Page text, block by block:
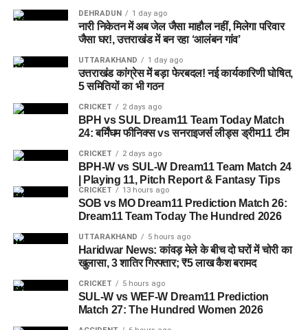
विकास से जुड़ी सुविधाएं उपलब्ध होंगी।
केंद्र भी खोले जाएंगे। जरूरत पड़ने पर प्राथमिक विद्यालय की सुविधा भी
उपलब्ध कराई जा सकती है। इस पहल का मकसद सिर्फ महिलाओं और
है, जहां वे खुद को सुरक्षित, सम्मानित और परिवार का हिस्सा महसूस कर
5 एकड़ जमीन की हो रही है तलाश
आलंबन गांव विकसित करने के लिए करीब 5 एकड़ जमीन की आवश्यकता
बताई गई है। विभाग की पहली प्राथमिकता देहरादून जिले या उसके
आसपास जमीन तलाशने की थी, लेकिन फिलहाल उपयुक्त जमीन उपलब्ध
जमीन की तलाश की जा रही है। अधिकारियों को उम्मीद है कि हरिद्वार में
इसके लिए उपयुक्त जमीन मिल सकती है।
इसके अलावा उत्तरकाशी जिले के चिन्यालीसौड़ में भी एक जमीन को लेकर
संभावनाएं देखी जा रही हैं। विभाग यह जांच कर रहा है कि वहां की जमीन
और परिस्थितियां आलंबन गांव के निर्माण के लिए उपयुक्त हैं या नहीं।
DEHRADUN 1 day ago
नारी निकेतन में अब जेल जैसा माहौल नहीं, मिलेगा परिवार
जैसा घर!, उत्तराखंड में बन रहा ‘आलंबन गांव’
UTTARAKHAND 1 day ago
उत्तराखंड कांग्रेस में बड़ा फेरबदल! नई कार्यकारिणी घोषित,
5 समितियों का भी गठन
CRICKET 2 days ago
BPH vs SUL Dream11 Team Today Match
24: बर्मिंघम फीनिक्स vs सनराइजर्स लीड्स ड्रीम11 टीम
CRICKET 2 days ago
BPH-W vs SUL-W Dream11 Team Match 24
| Playing 11, Pitch Report & Fantasy Tips
CRICKET 13 hours ago
SOB vs MO Dream11 Prediction Match 26:
Dream11 Team Today The Hundred 2026
UTTARAKHAND 5 hours ago
Haridwar News: कांवड़ मेले के बीच दो घरों में चोरी का
खुलासा, 3 शातिर गिरफ्तार; ₹5 लाख कैश बरामद
CRICKET 5 hours ago
SUL-W vs WEF-W Dream11 Prediction
Match 27: The Hundred Women 2026